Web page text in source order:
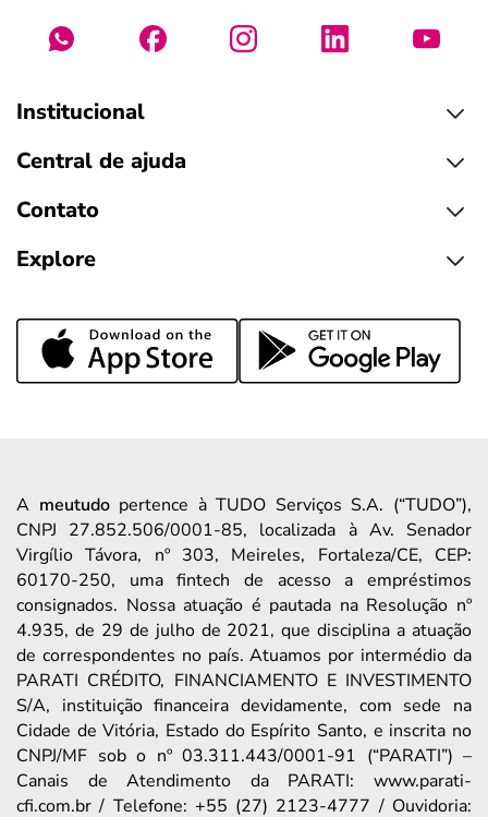
Institucional
Central de ajuda
Contato
Explore
A meutudopertence à TUDO Serviços S.A. (“TUDO”),
CNPJ 27.852.506/0001-85, localizada à Av. Senador
Virgílio Távora, nº 303, Meireles, Fortaleza/CE, CEP:
60170-250, uma fintech de acesso a empréstimos
consignados. Nossa atuação é pautada na Resolução nº
4.935, de 29 de julho de 2021, que disciplina a atuação
de correspondentes no país. Atuamos por intermédio da
PARATI CRÉDITO, FINANCIAMENTO E INVESTIMENTO
S/A, instituição financeira devidamente, com sede na
Cidade de Vitória, Estado do Espírito Santo, e inscrita no
CNPJ/MF sob o nº 03.311.443/0001-91 (“PARATI”) –
Canais de Atendimento da PARATI: www.parati-
cfi.com.br / Telefone: +55 (27) 2123-4777 / Ouvidoria: